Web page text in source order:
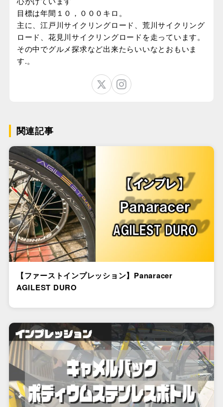
目標は年間１０，０００キロ。
主に、江戸川サイクリングロード、荒川サイクリング
ロード、花見川サイクリングロードを走っています。
その中でグルメ探求など出来たらいいなとおもいま
す.。
関連記事
【ファーストインプレッション】Panaracer
AGILEST DURO